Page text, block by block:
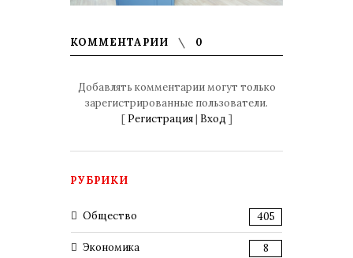
КОММЕНТАРИИ 0
Добавлять комментарии могут только
зарегистрированные пользователи.
[ Регистрация| Вход ]
РУБРИКИ
Общество 405
Экономика 8